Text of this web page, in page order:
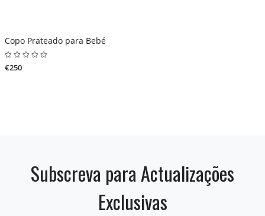
Copo Prateado para Bebé
€250
Subscreva para Actualizações
Exclusivas